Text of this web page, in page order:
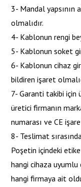
3- Mandal yapsının
olmalıdır.
4- Kablonun rengi
5- Kablonun soket
6- Kablonun cihaz
bildiren işaret
7- Garanti takibi için
üretici firmanın
numarası ve CE
8- Teslimat
Poşetin içindeki
hangi cihaza
hangi firmaya ait